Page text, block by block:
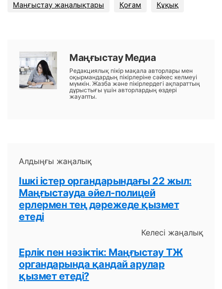
Маңғыстау жаңалықтары Қоғам Құқық
Маңғыстау Медиа
Редакциялық пікір мақала авторлары мен
оқырмандардың пікірлеріне сәйкес келмеуі
мүмкін. Жазба және пікірлердегі ақпараттың
дұрыстығы үшін авторлардың өздері
жауапты.
Алдыңғы жаңалық
Ішкі істер органдарындағы 22 жыл:
Маңғыстауда әйел-полицей
ерлермен тең дәрежеде қызмет
етеді
Келесі жаңалық
Ерлік пен нәзіктік: Маңғыстау ТЖ
органдарында қандай арулар
қызмет етеді?